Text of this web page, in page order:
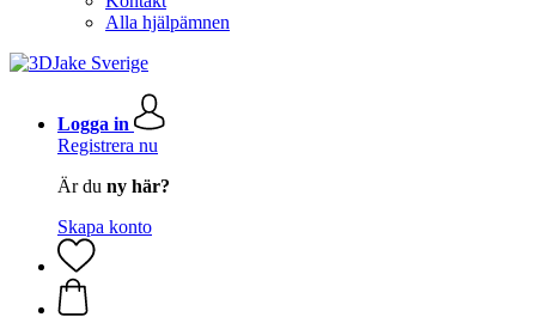
Alla hjälpämnen
Logga in
Registrera nu
Är du ny här?
Skapa konto